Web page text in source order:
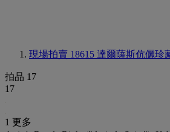
現場拍賣 18615 達爾薩斯伉儷珍
拍品 17
17
1 更多